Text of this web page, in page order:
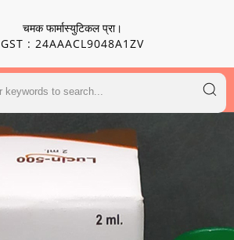
चमक फार्मास्युटिकल प्रा।
GST : 24AAACL9048A1ZV